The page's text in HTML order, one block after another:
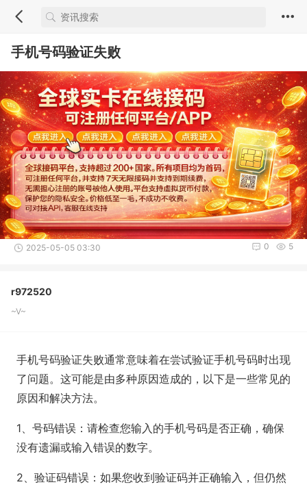
手机号码验证失败
2025-05-05 03:30 5
0
r972520
~V~
手机号码验证失败通常意味着在尝试验证手机号码时出现
了问题。这可能是由多种原因造成的，以下是一些常见的
原因和解决方法。
1、号码错误：请检查您输入的手机号码是否正确，确保
没有遗漏或输入错误的数字。
2、验证码错误：如果您收到验证码并正确输入，但仍然